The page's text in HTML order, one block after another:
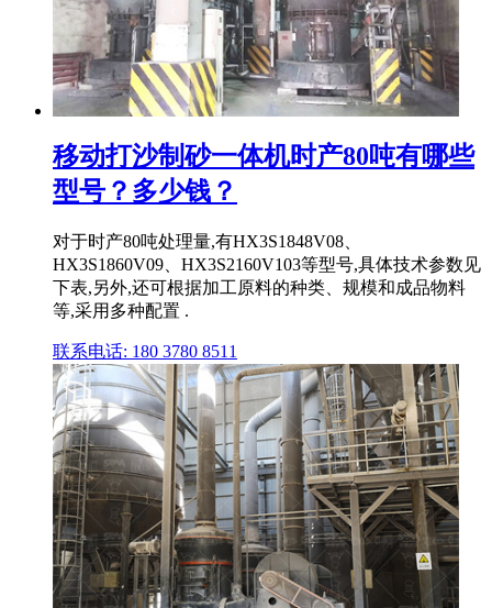
移动打沙制砂一体机时产80吨有哪些
型号？多少钱？
对于时产80吨处理量,有HX3S1848V08、
HX3S1860V09、HX3S2160V103等型号,具体技术参数见
下表,另外,还可根据加工原料的种类、规模和成品物料
等,采用多种配置 .
联系电话: 180 3780 8511